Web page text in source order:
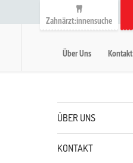
Zahnärzt:innensuche
Hauptmenü
Metanavigation
Über Uns Kontakt
ÜBER UNS
KONTAKT